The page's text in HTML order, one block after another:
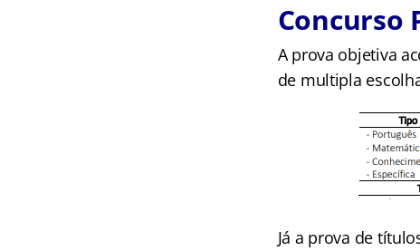
Concurso
A prova objetiva
de multipla
Já a prova de